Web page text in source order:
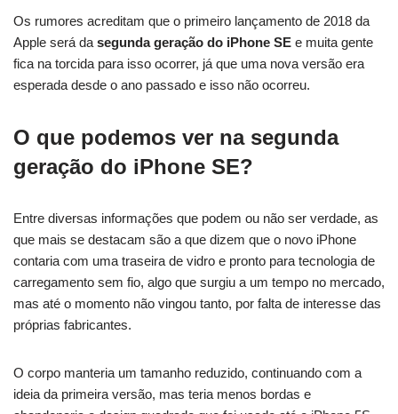
Os rumores acreditam que o primeiro lançamento de 2018 da
Apple será da segunda geração do iPhone SE e muita gente
fica na torcida para isso ocorrer, já que uma nova versão era
esperada desde o ano passado e isso não ocorreu.
O que podemos ver na segunda
geração do iPhone SE?
Entre diversas informações que podem ou não ser verdade, as
que mais se destacam são a que dizem que o novo iPhone
contaria com uma traseira de vidro e pronto para tecnologia de
carregamento sem fio, algo que surgiu a um tempo no mercado,
mas até o momento não vingou tanto, por falta de interesse das
próprias fabricantes.
O corpo manteria um tamanho reduzido, continuando com a
ideia da primeira versão, mas teria menos bordas e